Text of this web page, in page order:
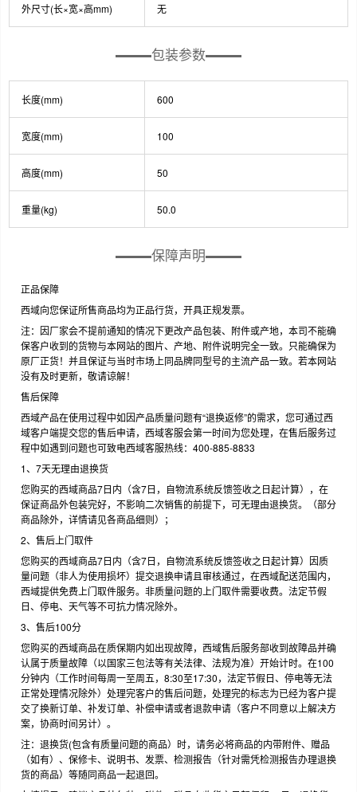
外尺寸(长×宽×高mm) 无
包装参数
长度(mm) 600
宽度(mm) 100
高度(mm) 50
重量(kg) 50.0
保障声明
正品保障
西域向您保证所售商品均为正品行货，开具正规发票。
注：因厂家会不提前通知的情况下更改产品包装、附件或产地，本司不能确
保客户收到的货物与本网站的图片、产地、附件说明完全一致。只能确保为
原厂正货！并且保证与当时市场上同品牌同型号的主流产品一致。若本网站
没有及时更新，敬请谅解！
售后保障
西域产品在使用过程中如因产品质量问题有“退换返修”的需求，您可通过西
域客户端提交您的售后申请，西域客服会第一时间为您处理，在售后服务过
程中如遇到问题也可致电西域客服热线：400-885-8833
1、7天无理由退换货
您购买的西域商品7日内（含7日，自物流系统反馈签收之日起计算），在
保证商品外包装完好，不影响二次销售的前提下，可无理由退换货。（部分
商品除外，详情请见各商品细则）；
2、售后上门取件
您购买的西域商品7日内（含7日，自物流系统反馈签收之日起计算）因质
量问题（非人为使用损坏）提交退换申请且审核通过，在西域配送范围内，
西域提供免费上门取件服务。非质量问题的上门取件需要收费。法定节假
日、停电、天气等不可抗力情况除外。
3、售后100分
您购买的西域商品在质保期内如出现故障，西域售后服务部收到故障品并确
认属于质量故障（以国家三包法等有关法律、法规为准）开始计时。在100
分钟内（工作时间每周一至周五，8:30至17:30，法定节假日、停电等无法
正常处理情况除外）处理完客户的售后问题，处理完的标志为已经为客户提
交了换新订单、补发订单、补偿申请或者退款申请（客户不同意以上解决方
案，协商时间另计）。
注：退换货(包含有质量问题的商品）时，请务必将商品的内带附件、赠品
（如有）、保修卡、说明书、发票、检测报告（针对需凭检测报告办理退换
货的商品）等随同商品一起退回。